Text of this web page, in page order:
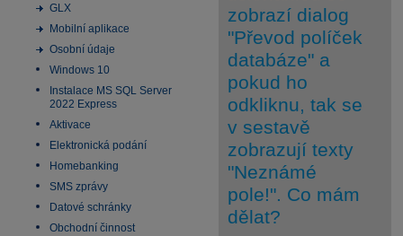
GLX
Mobilní aplikace
Osobní údaje
Windows 10
Instalace MS SQL Server
2022 Express
Aktivace
Elektronická podání
Homebanking
SMS zprávy
Datové schránky
Obchodní činnost
zobrazí dialog
"Převod políček
databáze" a
pokud ho
odkliknu, tak se
v sestavě
zobrazují texty
"Neznámé
pole!". Co mám
dělat?